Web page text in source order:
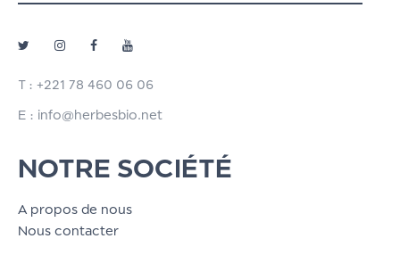
T : +221 78 460 06 06
E : info@herbesbio.net
NOTRE SOCIÉTÉ
A propos de nous
Nous contacter